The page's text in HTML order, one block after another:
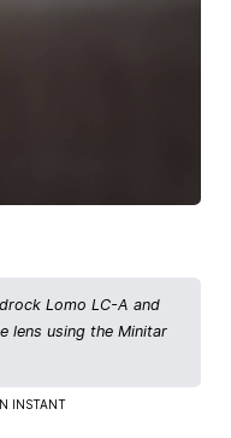
Lomo LC-A and
lens using the Minitar
INSTANT